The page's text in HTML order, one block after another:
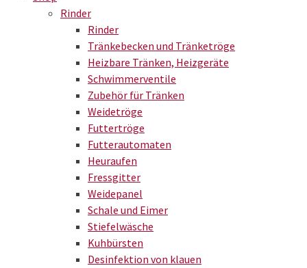
Rinder
Rinder
Tränkebecken und Tränketröge
Heizbare Tränken, Heizgeräte
Schwimmerventile
Zubehör für Tränken
Weidetröge
Futtertröge
Futterautomaten
Heuraufen
Fressgitter
Weidepanel
Schale und Eimer
Stiefelwäsche
Kuhbürsten
Desinfektion von klauen